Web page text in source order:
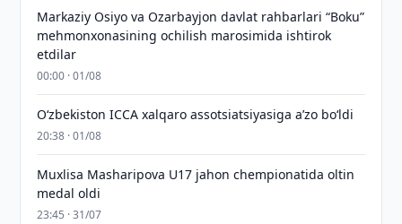
Markaziy Osiyo va Ozarbayjon davlat rahbarlari “Boku”
mehmonxonasining ochilish marosimida ishtirok
etdilar
00:00 · 01/08
O‘zbekiston ICCA xalqaro assotsiatsiyasiga aʼzo bo‘ldi
20:38 · 01/08
Muxlisa Masharipova U17 jahon chempionatida oltin
medal oldi
23:45 · 31/07